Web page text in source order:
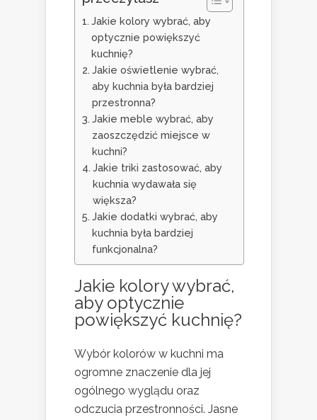
Jakie kolory wybrać, aby
optycznie powiększyć
kuchnię?
Jakie oświetlenie wybrać,
aby kuchnia była bardziej
przestronna?
Jakie meble wybrać, aby
zaoszczędzić miejsce w
kuchni?
Jakie triki zastosować, aby
kuchnia wydawała się
większa?
Jakie dodatki wybrać, aby
kuchnia była bardziej
funkcjonalna?
Jakie kolory wybrać,
aby optycznie
powiększyć kuchnię?
Wybór kolorów w kuchni ma
ogromne znaczenie dla jej
ogólnego wyglądu oraz
odczucia przestronności. Jasne